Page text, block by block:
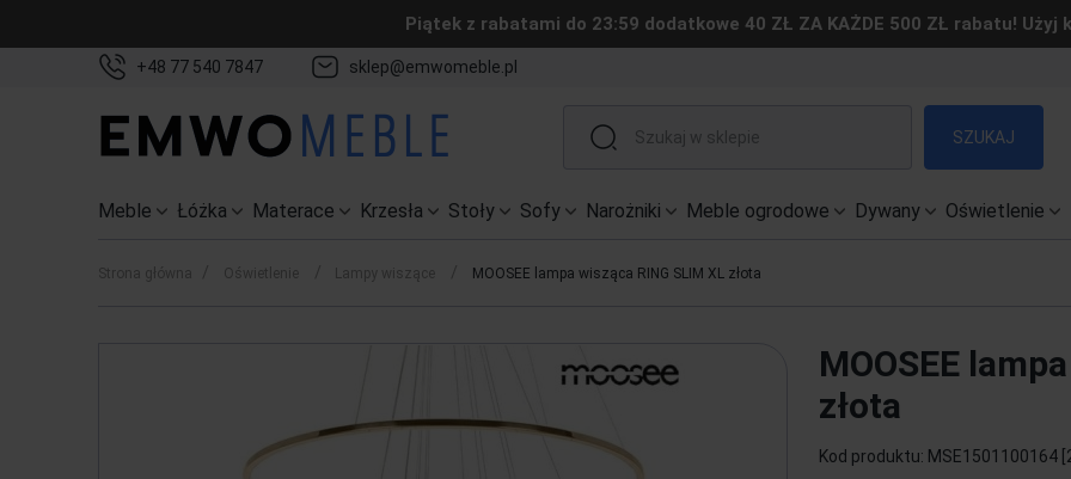
Piątek z rabatami do 23:59 dodatkowe 40 ZŁ ZA KAŻDE 500 ZŁ rabatu! Użyj
+48 77 540 7847 sklep@emwomeble.pl
SZUKAJ
Meble Łóżka Materace Krzesła Stoły Sofy Narożniki Meble ogrodowe Dywany Oświetlenie
Strona główna Oświetlenie Lampy wiszące MOOSEE lampa wisząca RING SLIM XL złota
MOOSEE
złota
Kod produktu: MSE1501100164